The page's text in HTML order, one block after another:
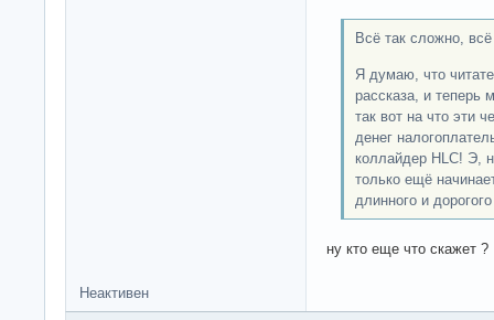
Всё так сложно,
Я думаю, что
рассказа, и теперь
так вот на что эти
денег
коллайдер HLC! Э,
только ещё
длинного и
ну кто еще что скажет ?
Неактивен